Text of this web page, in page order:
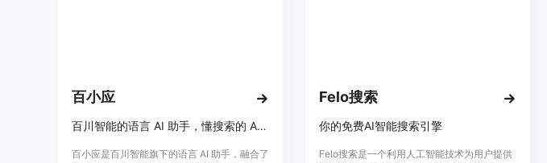
百小应
百川智能的语言 AI 助手，懂搜索的 AI 助手。
百小应是百川智能旗下的语言 AI 助手，融合了
Felo搜索
你的免费AI智能搜索引擎
Felo搜索是一个利用人工智能技术为用户提供